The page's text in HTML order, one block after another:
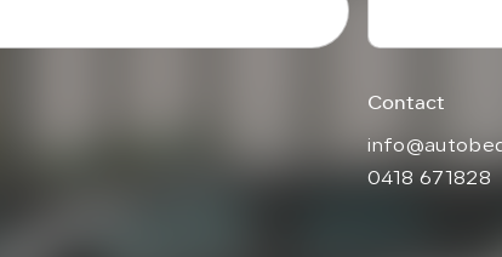
Contact
0418 671828